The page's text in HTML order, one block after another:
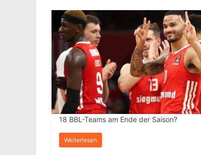
18 BBL-Teams am Ende der Saison?
Weiterlesen